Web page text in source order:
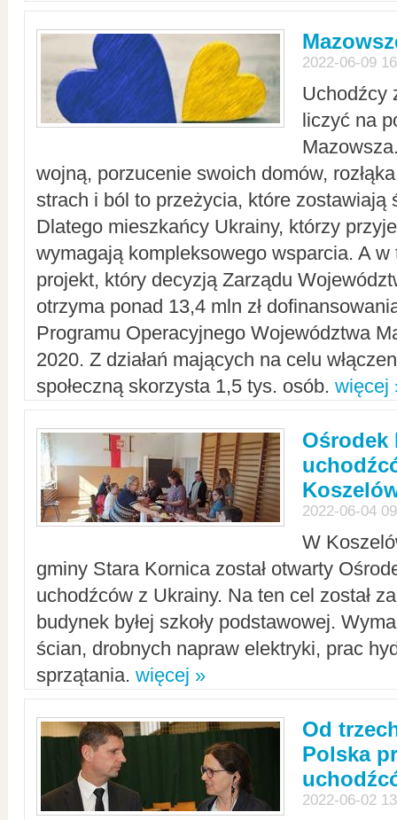
2022-06-09
Uchodźcy
liczyć na
wojną, porzucenie swoich domów,
strach i ból to przeżycia, które zostawiają
Dlatego mieszkańcy Ukrainy, którzy
wymagają kompleksowego wsparcia. A w
projekt, który decyzją Zarządu
otrzyma ponad 13,4 mln zł
Programu Operacyjnego Województwa
2020. Z działań mających na celu
społeczną skorzysta 1,5 tys. osób. więcej
Ośrodek
2022-06-04
W
gminy Stara Kornica został otwarty
uchodźców z Ukrainy. Na ten cel został
budynek byłej szkoły podstawowej.
ścian, drobnych napraw elektryki, prac
sprzątania. więcej »
Od
Polska
2022-06-02